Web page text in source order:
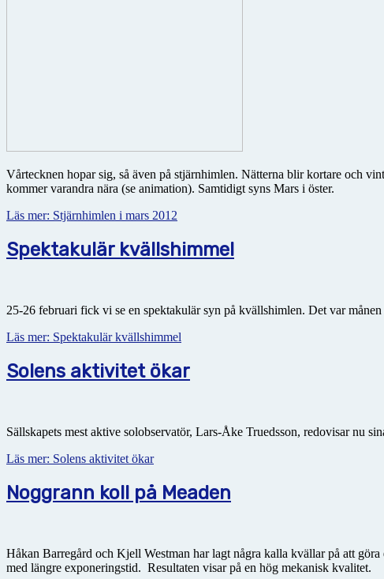
Vårtecknen hopar sig, så även på stjärnhimlen. Nätterna blir kortare och
kommer varandra nära (se animation). Samtidigt syns Mars i öster.
Läs mer: Stjärnhimlen i mars 2012
Spektakulär kvällshimmel
25-26 februari fick vi se en spektakulär syn på kvällshimlen. Det var
Läs mer: Spektakulär kvällshimmel
Solens aktivitet ökar
Sällskapets mest aktive solobservatör, Lars-Åke Truedsson, redovisar nu
Läs mer: Solens aktivitet ökar
Noggrann koll på Meaden
Håkan Barregård och Kjell Westman har lagt några kalla kvällar på att
med längre exponeringstid. Resultaten visar på en hög mekanisk kvalitet.